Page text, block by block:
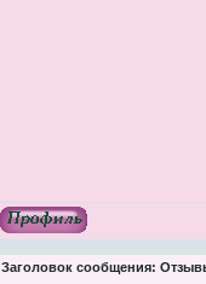
Заголовок сообщения: